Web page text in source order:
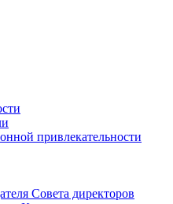
привлекательности
Совета директоров